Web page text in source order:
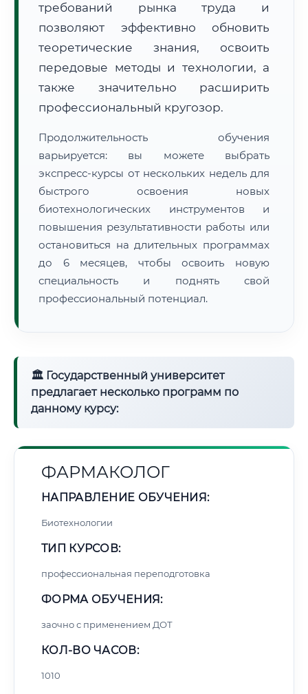
Расчет логистики оригиналов:
• Маршрут транзита:~2 км
• Экспресс-доставка СДЭК / Почтой: 1 рабочий день
📜 Документы и аккредитация ФИС ФРДО
Нажмите на документ для увеличения и просмотра
требований рынка труда и
позволяют эффективно обновить
теоретические знания, освоить
передовые методы и технологии, а
также значительно расширить
профессиональный кругозор.
Продолжительность обучения
варьируется: вы можете выбрать
экспресс-курсы от нескольких недель для
быстрого освоения новых
биотехнологических инструментов и
повышения результативности работы или
остановиться на длительных программах
до 6 месяцев, чтобы освоить новую
специальность и поднять свой
профессиональный потенциал.
🏛 Государственный университет
предлагает несколько программ по
данному курсу:
ФАРМАКОЛОГ
НАПРАВЛЕНИЕ ОБУЧЕНИЯ:
Биотехнологии
ТИП КУРСОВ:
профессиональная переподготовка
ФОРМА ОБУЧЕНИЯ:
заочно с применением ДОТ
КОЛ-ВО ЧАСОВ:
1010